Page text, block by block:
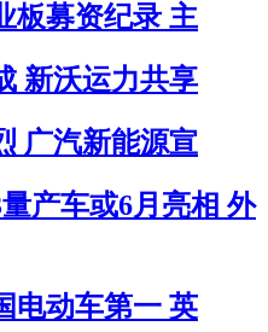
板募资纪录 主
新沃运力共享
广汽新能源宣
产车或6月亮相 外
电动车第一 英